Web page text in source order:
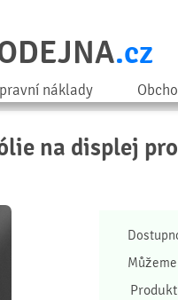
.cz
náklady
na displej